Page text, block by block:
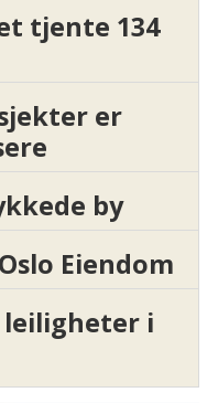
tjente 134
er
by
Eiendom
leiligheter i